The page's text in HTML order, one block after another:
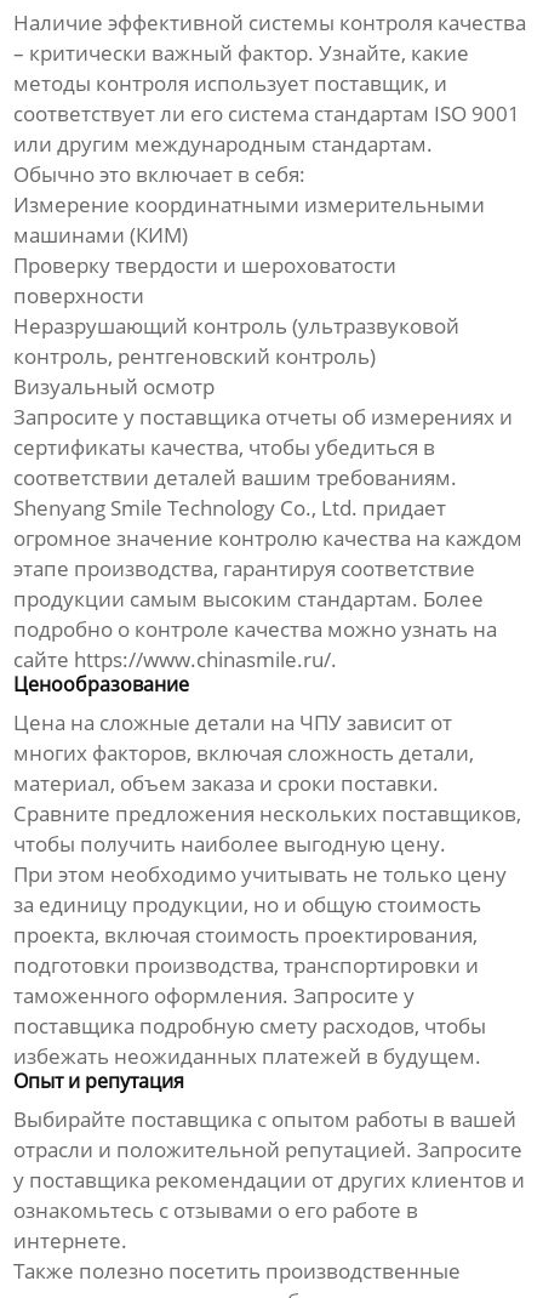
Наличие эффективной системы контроля качества
– критически важный фактор. Узнайте, какие
методы контроля использует поставщик, и
соответствует ли его система стандартам ISO 9001
или другим международным стандартам.
Обычно это включает в себя:
Измерение координатными измерительными
машинами (КИМ)
Проверку твердости и шероховатости
поверхности
Неразрушающий контроль (ультразвуковой
контроль, рентгеновский контроль)
Визуальный осмотр
Запросите у поставщика отчеты об измерениях и
сертификаты качества, чтобы убедиться в
соответствии деталей вашим требованиям.
Shenyang Smile Technology Co., Ltd. придает
огромное значение контролю качества на каждом
этапе производства, гарантируя соответствие
продукции самым высоким стандартам. Более
подробно о контроле качества можно узнать на
сайте https://www.chinasmile.ru/.
Ценообразование
Цена на сложные детали на ЧПУзависит от
многих факторов, включая сложность детали,
материал, объем заказа и сроки поставки.
Сравните предложения нескольких поставщиков,
чтобы получить наиболее выгодную цену.
При этом необходимо учитывать не только цену
за единицу продукции, но и общую стоимость
проекта, включая стоимость проектирования,
подготовки производства, транспортировки и
таможенного оформления. Запросите у
поставщика подробную смету расходов, чтобы
избежать неожиданных платежей в будущем.
Опыт и репутация
Выбирайте поставщика с опытом работы в вашей
отрасли и положительной репутацией. Запросите
у поставщика рекомендации от других клиентов и
ознакомьтесь с отзывами о его работе в
интернете.
Также полезно посетить производственные